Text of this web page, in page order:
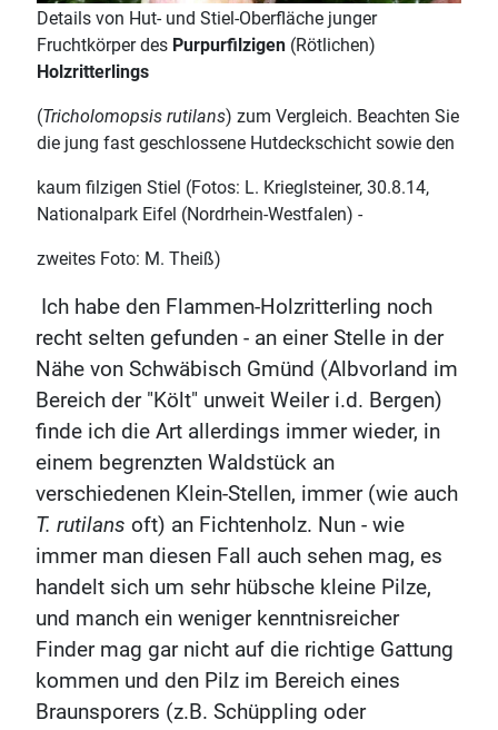
Details von Hut- und Stiel-Oberfläche junger
Fruchtkörper des Purpurfilzigen (Rötlichen)
Holzritterlings
(Tricholomopsis rutilans) zum Vergleich. Beachten Sie
die jung fast geschlossene Hutdeckschicht sowie den
kaum filzigen Stiel (Fotos: L. Krieglsteiner, 30.8.14,
Nationalpark Eifel (Nordrhein-Westfalen) -
zweites Foto: M. Theiß)
Ich habe den Flammen-Holzritterling noch
recht selten gefunden - an einer Stelle in der
Nähe von Schwäbisch Gmünd (Albvorland im
Bereich der "Költ" unweit Weiler i.d. Bergen)
finde ich die Art allerdings immer wieder, in
einem begrenzten Waldstück an
verschiedenen Klein-Stellen, immer (wie auch
T. rutilans oft) an Fichtenholz. Nun - wie
immer man diesen Fall auch sehen mag, es
handelt sich um sehr hübsche kleine Pilze,
und manch ein weniger kenntnisreicher
Finder mag gar nicht auf die richtige Gattung
kommen und den Pilz im Bereich eines
Braunsporers (z.B. Schüppling oder